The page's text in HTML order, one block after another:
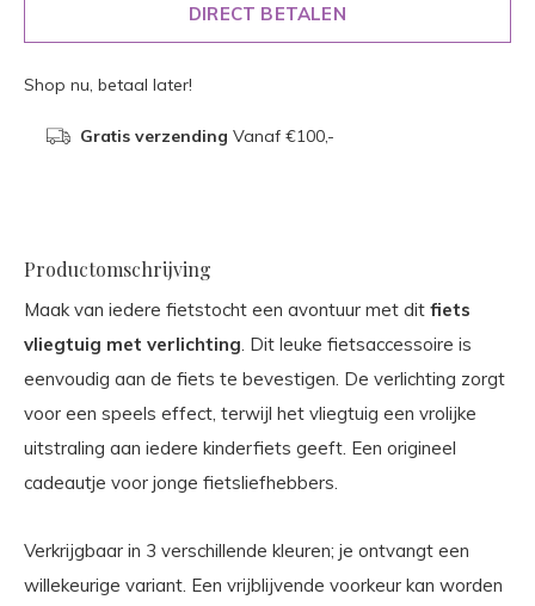
DIRECT BETALEN
Shop nu, betaal later!
Gratis verzending Vanaf €100,-
Productomschrijving
Maak van iedere fietstocht een avontuur met dit fiets
vliegtuig met verlichting. Dit leuke fietsaccessoire is
eenvoudig aan de fiets te bevestigen. De verlichting zorgt
voor een speels effect, terwijl het vliegtuig een vrolijke
uitstraling aan iedere kinderfiets geeft. Een origineel
cadeautje voor jonge fietsliefhebbers.
Verkrijgbaar in 3 verschillende kleuren; je ontvangt een
willekeurige variant. Een vrijblijvende voorkeur kan worden